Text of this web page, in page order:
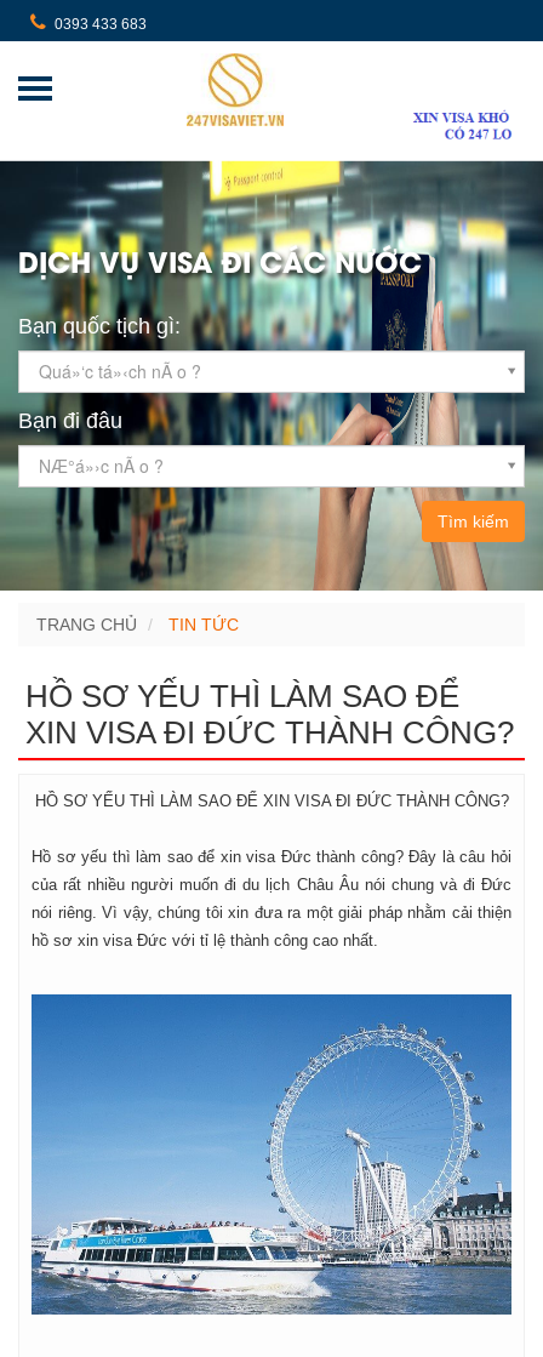
0393 433 683
DỊCH VỤ VISA ĐI CÁC NƯỚC
Bạn quốc tịch gì:
Quá»‘c tá»‹ch nÃ o ?
Bạn đi đâu
NÆ°á»›c nÃ o ?
Tìm kiếm
TRANG CHỦ TIN TỨC
HỒ SƠ YẾU THÌ LÀM SAO ĐỂ
XIN VISA ĐI ĐỨC THÀNH CÔNG?
HỒ SƠ YẾU THÌ LÀM SAO ĐỂ XIN VISA ĐI ĐỨC THÀNH CÔNG?
Hồ sơ yếu thì làm sao để xin visa Đức thành công? Đây là câu hỏi
của rất nhiều người muốn đi du lịch Châu Âu nói chung và đi Đức
nói riêng. Vì vậy, chúng tôi xin đưa ra một giải pháp nhằm cải thiện
hồ sơ xin visa Đức với tỉ lệ thành công cao nhất.